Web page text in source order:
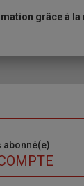
grâce à
abonné(e)